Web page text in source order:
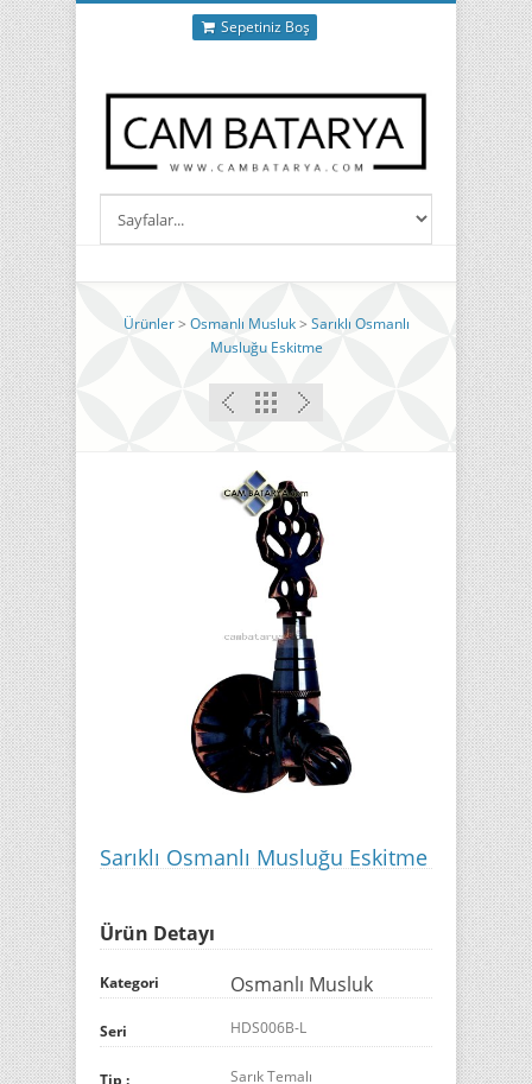
Sepetiniz Boş
Ürünler> Osmanlı Musluk> Sarıklı Osmanlı
Musluğu Eskitme
Sarıklı Osmanlı Musluğu Eskitme
Ürün Detayı
Kategori Osmanlı Musluk
Seri HDS006B-L
Tip : Sarık Temalı